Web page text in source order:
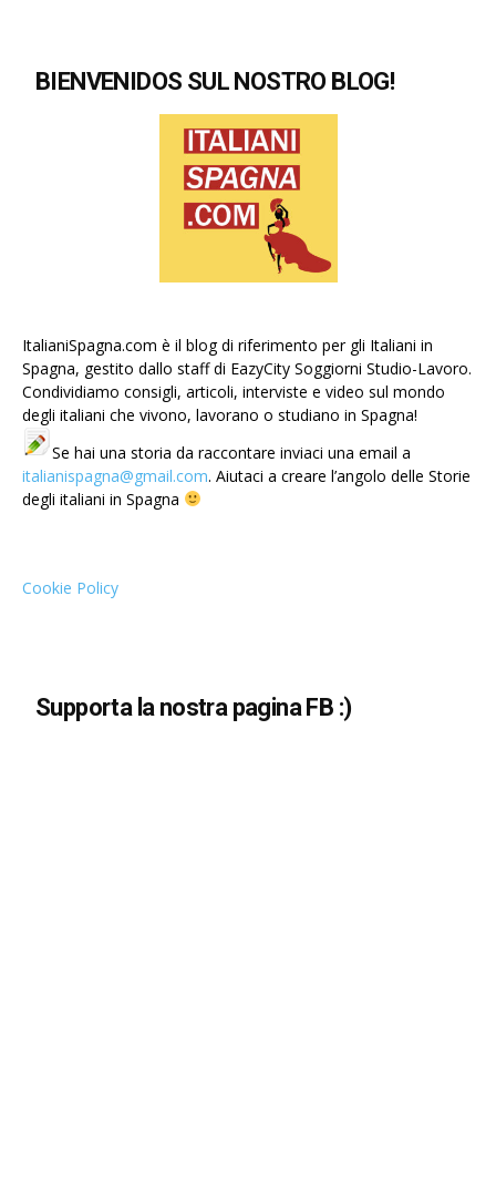
BIENVENIDOS SUL NOSTRO BLOG!
ItalianiSpagna.com è il blog di riferimento per gli Italiani in
Spagna, gestito dallo staff di EazyCity Soggiorni Studio-Lavoro.
Condividiamo consigli, articoli, interviste e video sul mondo
degli italiani che vivono, lavorano o studiano in Spagna!
Se hai una storia da raccontare inviaci una email a
italianispagna@gmail.com. Aiutaci a creare l’angolo delle Storie
degli italiani in Spagna
Cookie Policy
Supporta la nostra pagina FB :)